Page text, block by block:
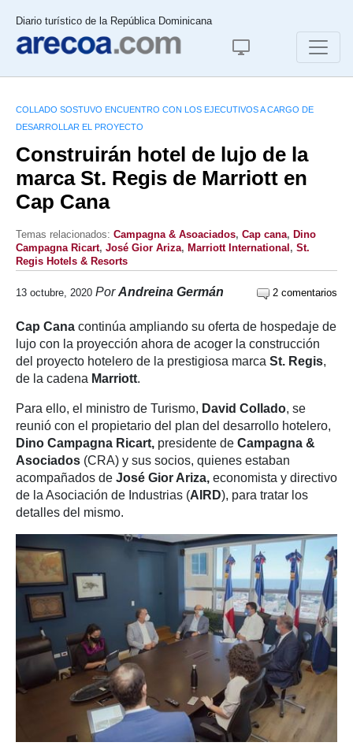
Diario turístico de la República Dominicana
COLLADO SOSTUVO ENCUENTRO CON LOS EJECUTIVOS A CARGO DE
DESARROLLAR EL PROYECTO
Construirán hotel de lujo de la
marca St. Regis de Marriott en
Cap Cana
Temas relacionados: Campagna & Asoaciados, Cap cana, Dino
Campagna Ricart, José Gior Ariza, Marriott International , St.
Regis Hotels & Resorts
13 octubre, 2020 PorAndreina Germán 2 comentarios
Cap Cana continúa ampliando su oferta de hospedaje de
lujo con la proyección ahora de acoger la construcción
del proyecto hotelero de la prestigiosa marca St. Regis,
de la cadena Marriott.
Para ello, el ministro de Turismo, David Collado, se
reunió con el propietario del plan del desarrollo hotelero,
Dino Campagna Ricart, presidente de Campagna &
Asociados (CRA) y sus socios, quienes estaban
acompañados de José Gior Ariza, economista y directivo
de la Asociación de Industrias (AIRD), para tratar los
detalles del mismo.